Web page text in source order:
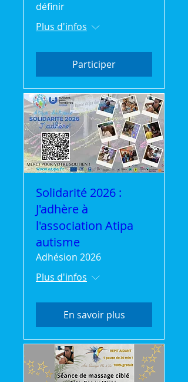
définir
Plus d'infos
Participer
Solidarité 2026 :
J'adhère à
l'association Atipa
autisme
Adhésion 2026
Plus d'infos
En savoir plus